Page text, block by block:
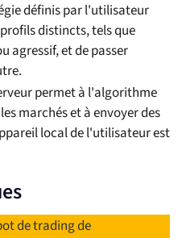
définis par l'utilisateur
distincts, tels que
agressif, et de passer
permet à l'algorithme
marchés et à envoyer des
local de l'utilisateur est
de trading de